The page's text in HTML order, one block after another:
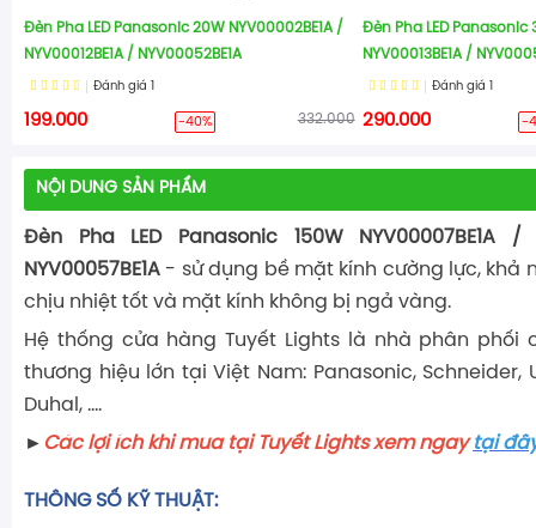
Đèn Pha LED Panasonic 20W NYV00002BE1A /
NYV00012BE1A / NYV00052BE1A
Đánh giá
199.000 -40% 332.000
Đèn Pha LED Panasonic
NYV00013BE1A /
Đánh giá
290.000 -
NỘI DUNG SẢN PHẨM
Đèn Pha LED Panasonic 150W NYV00007BE1A /
NYV00057BE1A - sử dụng bề mặt kính cường lực, khả
chịu nhiệt tốt và mặt kính không bị ngả vàng.
Hệ thống cửa hàng Tuyết Lights là nhà phân phối
thương hiệu lớn tại Việt Nam: Panasonic, Schneider,
Duhal, ….
► Các lợi ích khi mua tại Tuyết Lights xem ngay tại
THÔNG SỐ KỸ THUẬT: